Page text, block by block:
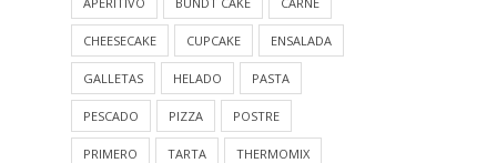
CHEESECAKE CUPCAKE ENSALADA
GALLETAS HELADO PASTA
PESCADO PIZZA POSTRE
PRIMERO TARTA THERMOMIX